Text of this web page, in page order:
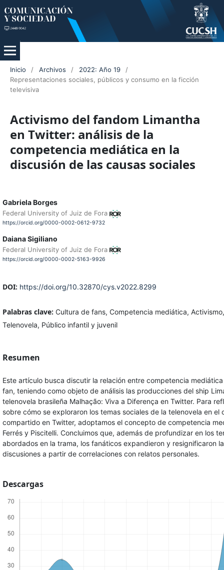
Inicio / Archivos / 2022: Año 19
/
Representaciones sociales, públicos y consumo en la ficción
televisiva
Activismo del fandom Limantha
en Twitter: análisis de la
competencia mediática en la
discusión de las causas sociales
Gabriela Borges
Federal University of Juiz de Fora
https://orcid.org/0000-0002-0612-9732
Daiana Sigiliano
Federal University of Juiz de Fora
https://orcid.org/0000-0002-5163-9926
DOI: https://doi.org/10.32870/cys.v2022.8299
Palabras clave: Cultura de fans, Competencia mediática, Activismo,
Telenovela, Público infantil y juvenil
Resumen
Este artículo busca discutir la relación entre competencia
fan, teniendo como objeto de análisis las producciones del ship
telenovela brasileña Malhação: Viva a Diferença en Twitter. Para
sobre cómo se exploraron los temas sociales de la telenovela en el
compartido en Twitter, adoptamos el concepto de competencia
Ferrés y Piscitelli. Concluimos que, además de profundizar en los
abordados en la trama, los fanáticos expandieron y resignificaron
discusiones a partir de correlaciones con relatos personales.
Descargas